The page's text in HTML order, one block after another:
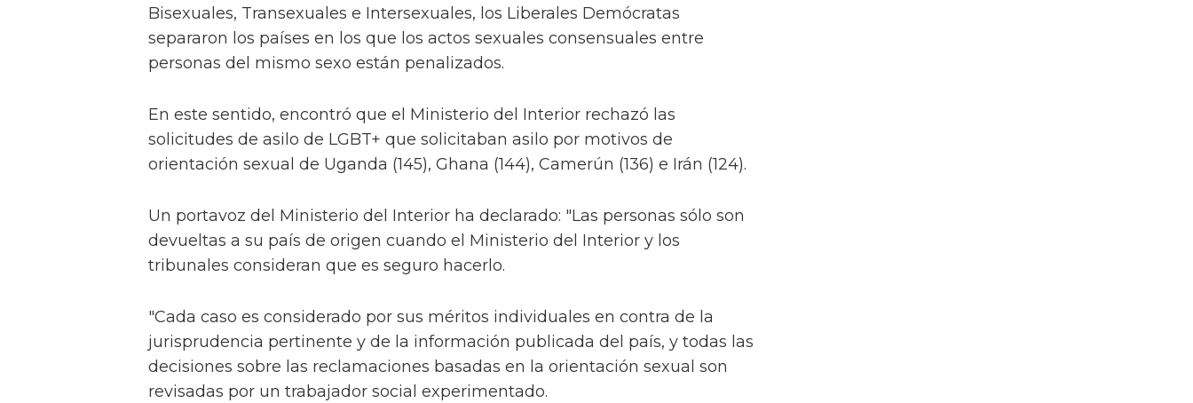
Bisexuales, Transexuales e Intersexuales, los Liberales Demócratas
separaron los países en los que los actos sexuales consensuales entre
personas del mismo sexo están penalizados.
En este sentido, encontró que el Ministerio del Interior rechazó las
solicitudes de asilo de LGBT+ que solicitaban asilo por motivos de
orientación sexual de Uganda (145), Ghana (144), Camerún (136) e Irán (124).
Un portavoz del Ministerio del Interior ha declarado: "Las personas sólo son
devueltas a su país de origen cuando el Ministerio del Interior y los
tribunales consideran que es seguro hacerlo.
"Cada caso es considerado por sus méritos individuales en contra de la
jurisprudencia pertinente y de la información publicada del país, y todas las
decisiones sobre las reclamaciones basadas en la orientación sexual son
revisadas por un trabajador social experimentado.